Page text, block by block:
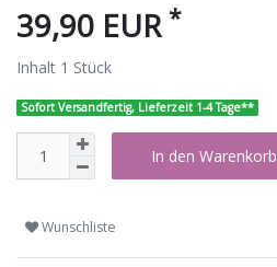
39,90 EUR *
Inhalt 1 Stück
Sofort Versandfertig, Lieferzeit 1-4 Tage**
In den Warenkorb
Wunschliste